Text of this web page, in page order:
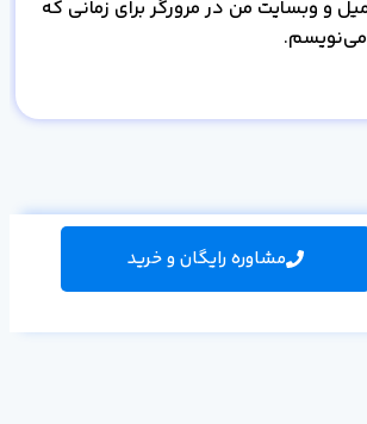
و وبسایت من در مرورگر برای زمانی که
می‌نویسم.
مشاوره رایگان و خرید